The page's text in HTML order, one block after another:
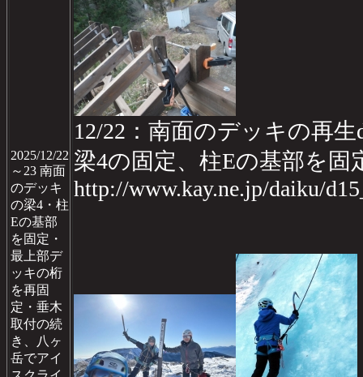
2025/12/22
～23 南面
のデッキ
の梁4・柱
Eの基部
を固定・
最上部デ
ッキの桁
を再固
定・垂木
取付の続
き、八ヶ
岳でアイ
12/22：南面のデッキの再生
梁4の固定、柱Eの基部を
http://www.kay.ne.jp/daiku/